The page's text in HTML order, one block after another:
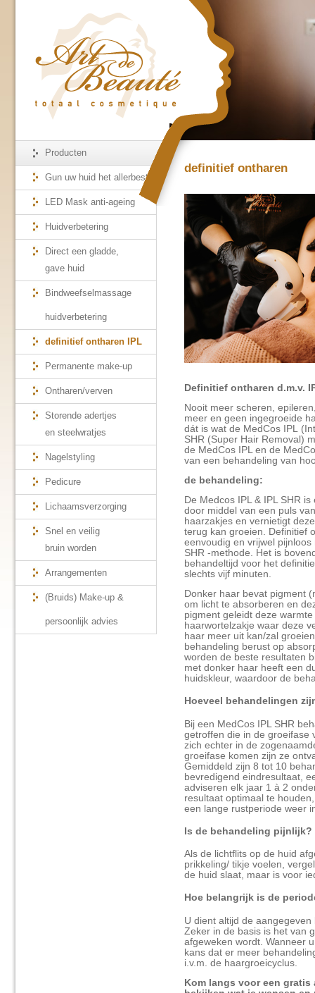
Producten
Gun uw huid het allerbeste
LED Mask anti-ageing
Huidverbetering
Direct een gladde,
gave huid
Bindweefselmassage
huidverbetering
definitief ontharen IPL
Permanente make-up
Ontharen/verven
Storende adertjes
en steelwratjes
Nagelstyling
Pedicure
Lichaamsverzorging
Snel en veilig
bruin worden
Arrangementen
(Bruids) Make-up &
persoonlijk advies
definitief ontharen
Definitief ontharen d.m.v.
Nooit meer scheren,
meer en geen ingegroeide
dát is wat de MedCos IPL
SHR (Super Hair Removal)
de MedCos IPL en de
van een behandeling van
de behandeling:
De Medcos IPL & IPL SHR
door middel van een puls
haarzakjes en vernietigt
terug kan groeien. Definitief
eenvoudig en vrijwel
SHR -methode. Het is
behandeltijd voor het
slechts vijf minuten.
Donker haar bevat pigment
om licht te absorberen en
pigment geleidt deze
haarwortelzakje waar deze
haar meer uit kan/zal
behandeling berust op
worden de beste resultaten
met donker haar heeft een
huidskleur, waardoor de
Hoeveel behandelingen
Bij een MedCos IPL SHR
getroffen die in de groeifase
zich echter in de
groeifase komen zijn ze
Gemiddeld zijn 8 tot 10
bevredigend eindresultaat,
adviseren elk jaar 1 à 2
resultaat optimaal te
een lange rustperiode weer
Is de behandeling pijnlijk?
Als de lichtflits op de huid
prikkeling/ tikje voelen,
de huid slaat, maar is voor
Hoe belangrijk is de
U dient altijd de
Zeker in de basis is het van
afgeweken wordt. Wanneer
kans dat er meer
i.v.m. de haargroeicyclus.
Kom langs voor een gratis